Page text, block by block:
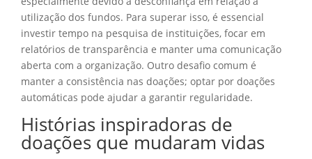
utilização dos fundos. Para superar isso, é essencial
investir tempo na pesquisa de instituições, focar em
relatórios de transparência e manter uma comunicação
aberta com a organização. Outro desafio comum é
manter a consistência nas doações; optar por doações
automáticas pode ajudar a garantir regularidade.
Histórias inspiradoras de
doações que mudaram vidas